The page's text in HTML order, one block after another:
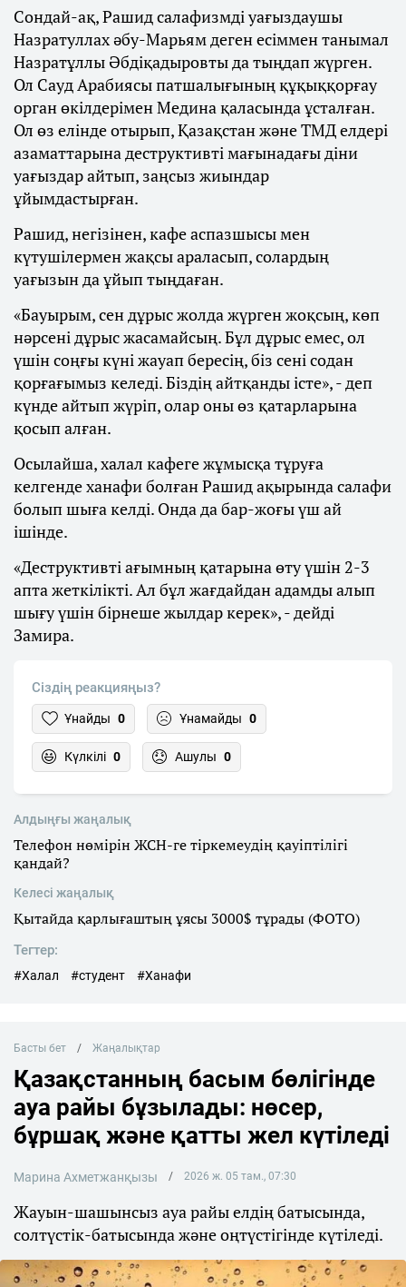
Сондай-ақ, Рашид салафизмді уағыздаушы
Назратуллах әбу-Марьям деген есіммен танымал
Назратұллы Әбдіқадыровты да тыңдап жүрген.
Ол Сауд Арабиясы патшалығының құқыққорғау
орган өкілдерімен Медина қаласында ұсталған.
Ол өз елінде отырып, Қазақстан және ТМД елдері
азаматтарына деструктивті мағынадағы діни
уағыздар айтып, заңсыз жиындар
ұйымдастырған.
Рашид, негізінен, кафе аспазшысы мен
күтушілермен жақсы араласып, солардың
уағызын да ұйып тыңдаған.
«Бауырым, сен дұрыс жолда жүрген жоқсың, көп
нәрсені дұрыс жасамайсың. Бұл дұрыс емес, ол
үшін соңғы күні жауап бересің, біз сені содан
қорғағымыз келеді. Біздің айтқанды істе», - деп
күнде айтып жүріп, олар оны өз қатарларына
қосып алған.
Осылайша, халал кафеге жұмысқа тұруға
келгенде ханафи болған Рашид ақырында салафи
болып шыға келді. Онда да бар-жоғы үш ай
ішінде.
«Деструктивті ағымның қатарына өту үшін 2-3
апта жеткілікті. Ал бұл жағдайдан адамды алып
шығу үшін бірнеше жылдар керек», - дейді
Замира.
Сіздің реакцияңыз?
Ұнайды 0 Ұнамайды 0
Күлкілі 0 Ашулы 0
Алдыңғы жаңалық
Телефон нөмірін ЖСН-ге тіркемеудің қауіптілігі
қандай?
Келесі жаңалық
Қытайда қарлығаштың ұясы 3000$ тұрады (ФОТО)
Тегтер:
#Халал #студент #Ханафи
Басты бет Жаңалықтар
Қазақстанның басым бөлігінде
ауа райы бұзылады: нөсер,
бұршақ және қатты жел күтіледі
Марина Ахметжанқызы 2026 ж. 05 там., 07:30
Жауын-шашынсыз ауа райы елдің батысында,
солтүстік-батысында және оңтүстігінде күтіледі.